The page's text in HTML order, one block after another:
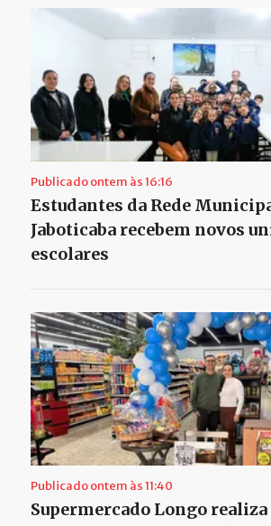
Publicado ontem às 16:16
Estudantes da Rede
Jaboticaba recebem novos
escolares
Publicado ontem às 11:40
Supermercado Longo